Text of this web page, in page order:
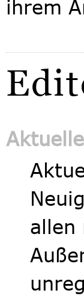
ihrem
allen